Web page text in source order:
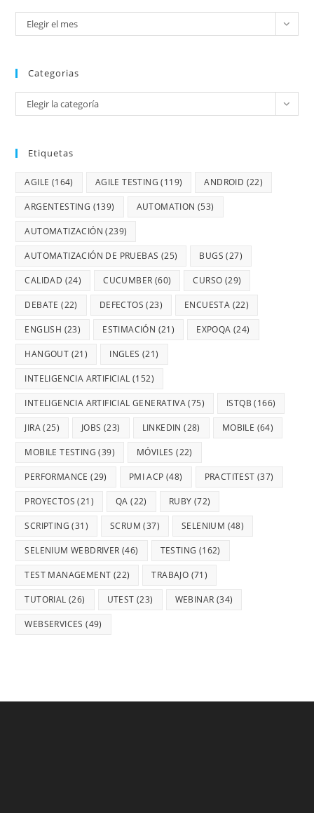
Elegir el mes
Categorias
Elegir la categoría
Etiquetas
AGILE (164) AGILE TESTING (119) ANDROID (22)
ARGENTESTING (139) AUTOMATION (53)
AUTOMATIZACIÓN (239)
AUTOMATIZACIÓN DE PRUEBAS (25) BUGS (27)
CALIDAD (24) CUCUMBER (60) CURSO (29)
DEBATE (22) DEFECTOS (23) ENCUESTA (22)
ENGLISH (23) ESTIMACIÓN (21) EXPOQA (24)
HANGOUT (21) INGLES (21)
INTELIGENCIA ARTIFICIAL (152)
INTELIGENCIA ARTIFICIAL GENERATIVA(75) ISTQB (166)
JIRA(25) JOBS (23) LINKEDIN (28) MOBILE (64)
MOBILE TESTING (39) MÓVILES (22)
PERFORMANCE (29) PMI ACP (48) PRACTITEST (37)
PROYECTOS (21) QA (22) RUBY (72)
SCRIPTING (31) SCRUM (37) SELENIUM (48)
SELENIUM WEBDRIVER (46) TESTING (162)
TEST MANAGEMENT (22) TRABAJO (71)
TUTORIAL (26) UTEST (23) WEBINAR (34)
WEBSERVICES (49)